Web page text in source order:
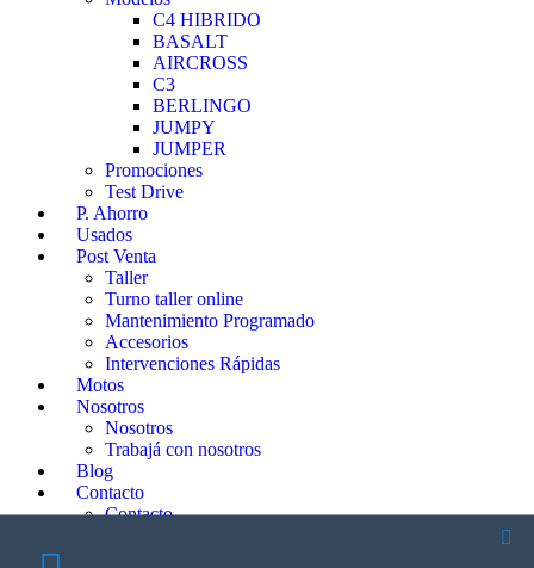
C4 HIBRIDO
BASALT
AIRCROSS
C3
BERLINGO
JUMPY
JUMPER
Promociones
Test Drive
P. Ahorro
Usados
Post Venta
Taller
Turno taller online
Mantenimiento Programado
Accesorios
Intervenciones Rápidas
Motos
Nosotros
Nosotros
Trabajá con nosotros
Blog
Contacto
Contacto